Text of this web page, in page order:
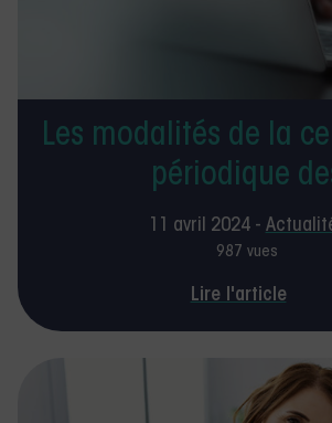
Les modalités de la
périodique
11 avril 2024 -
987 vues
Lire l'article